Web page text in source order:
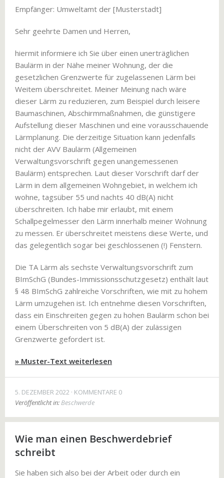
Empfänger: Umweltamt der [Musterstadt]
Sehr geehrte Damen und Herren,
hiermit informiere ich Sie über einen unerträglichen
Baulärm in der Nähe meiner Wohnung, der die
gesetzlichen Grenzwerte für zugelassenen Lärm bei
Weitem überschreitet. Meiner Meinung nach wäre
dieser Lärm zu reduzieren, zum Beispiel durch leisere
Baumaschinen, Abschirmmaßnahmen, die günstigere
Aufstellung dieser Maschinen und eine vorausschauende
Lärmplanung. Die derzeitige Situation kann jedenfalls
nicht der AVV Baulärm (Allgemeinen
Verwaltungsvorschrift gegen unangemessenen
Baulärm) entsprechen. Laut dieser Vorschrift darf der
Lärm in dem allgemeinen Wohngebiet, in welchem ich
wohne, tagsüber 55 und nachts 40 dB(A) nicht
überschreiten. Ich habe mir erlaubt, mit einem
Schallpegelmesser den Lärm innerhalb meiner Wohnung
zu messen. Er überschreitet meistens diese Werte, und
das gelegentlich sogar bei geschlossenen (!) Fenstern.
Die TA Lärm als sechste Verwaltungsvorschrift zum
BImSchG (Bundes-Immissionsschutzgesetz) enthält laut
§ 48 BImSchG zahlreiche Vorschriften, wie mit zu hohem
Lärm umzugehen ist. Ich entnehme diesen Vorschriften,
dass ein Einschreiten gegen zu hohen Baulärm schon bei
einem Überschreiten von 5 dB(A) der zulässigen
Grenzwerte gefordert ist.
» Muster-Text weiterlesen
5. DEZEMBER 2022 KOMMENTARE 0
Veröffentlicht in:Beschwerde
Wie man einen Beschwerdebrief
schreibt
Sie haben sich also bei der Arbeit oder durch ein